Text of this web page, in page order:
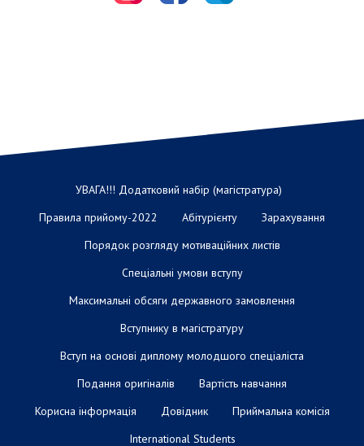
УВАГА!!! Додатковий набір (магістратура)
Правила прийому-2022
Абітурієнту
Зарахування
Порядок розгляду мотиваційних листів
Спеціальні умови вступу
Максимальні обсяги державного замовлення
Вступнику в магістратуру
Вступ на основі диплому молодшого спеціаліста
Подання оригіналів
Вартість навчання
Корисна інформація
Довідник
Приймальна комісія
International Students